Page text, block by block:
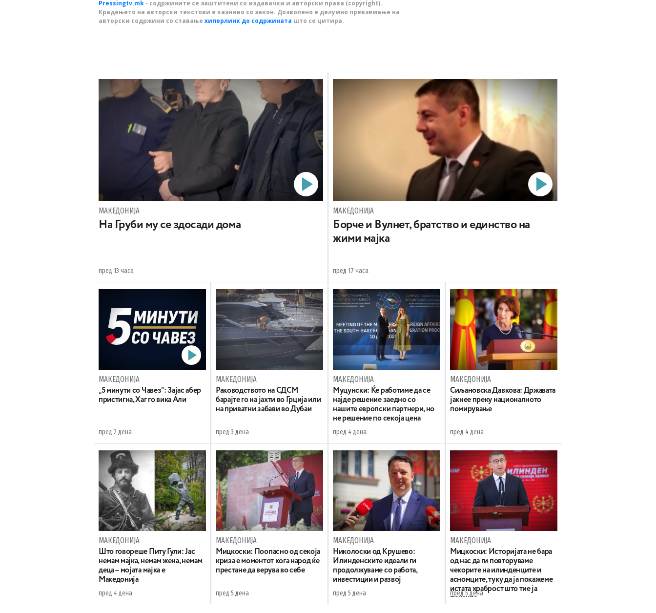
Pressingtv.mk - содржините се заштитени со издавачки и авторски права (copyright).
Крадењето на авторски текстови е казниво со закон. Дозволено е делумно превземање на
авторски содржини со ставање хиперлинк до содржината што се цитира.
МАКЕДОНИЈА
На Груби му се здосади дома
пред 13 часа
МАКЕДОНИЈА
Борче и Вулнет, братство и единство на
жими мајка
пред 17 часа
МАКЕДОНИЈА
„5 минути со Чавез“: Зајас абер
пристигна, Хаг го вика Али
пред 2 дена
МАКЕДОНИЈА
Раководството на СДСМ
барајте го на јахти во Грција или
на приватни забави во Дубаи
пред 3 дена
МАКЕДОНИЈА
Муцунски: Ќе работиме да се
најде решение заедно со
нашите европски партнери, но
не решение по секоја цена
пред 4 дена
МАКЕДОНИЈА
Сиљановска Давкова: Државата
јакнее преку националното
помирување
пред 4 дена
МАКЕДОНИЈА
Што говореше Питу Гули: Јас
немам мајка, немам жена, немам
деца – мојата мајка е
Македонија
пред 4 дена
МАКЕДОНИЈА
Мицкоски: Поопасно од секоја
криза е моментот кога народ ќе
престане да верува во себе
пред 5 дена
МАКЕДОНИЈА
Николоски од Крушево:
Илинденските идеали ги
продолжуваме со работа,
инвестиции и развој
пред 5 дена
МАКЕДОНИЈА
Мицкоски: Историјата не бара
од нас да ги повторуваме
чекорите на илинденците и
асномците, туку да ја покажеме
истата храброст што тие ја
покажаа
пред 5 дена